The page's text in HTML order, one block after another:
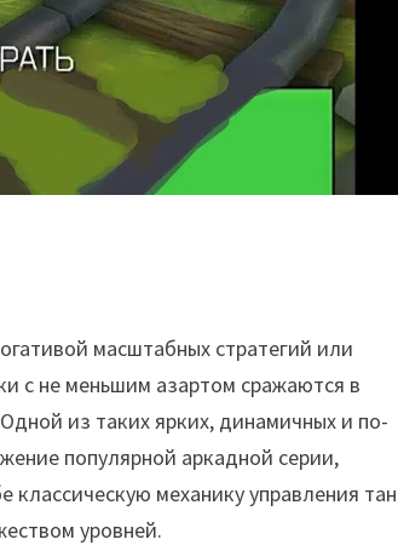
масштабных стратегий или
с не меньшим азартом сражаются в
из таких ярких, динамичных и по-
популярной аркадной серии,
классическую механику управления
уровней.